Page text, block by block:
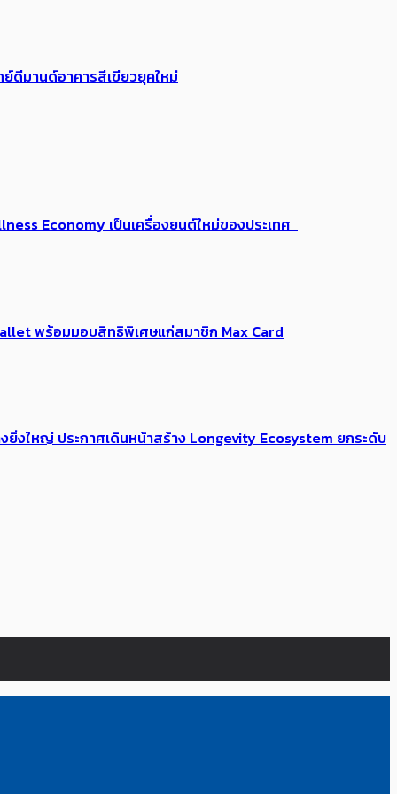
ย์ดีมานด์อาคารสีเขียวยุคใหม่
Economy เป็นเครื่องยนต์ใหม่ของประเทศ
พร้อมมอบสิทธิพิเศษแก่สมาชิก Max Card
งใหญ่ ประกาศเดินหน้าสร้าง Longevity Ecosystem ยกระดับ